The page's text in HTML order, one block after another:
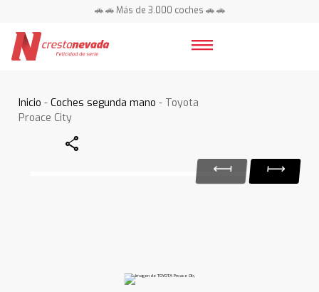
🚗 🚗 Más de 3.000 coches 🚗 🚗
Inicio -Coches segunda mano - Toyota
Proace City
Share